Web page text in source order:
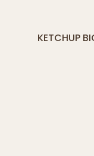
AGGIUNGI
KETCHUP